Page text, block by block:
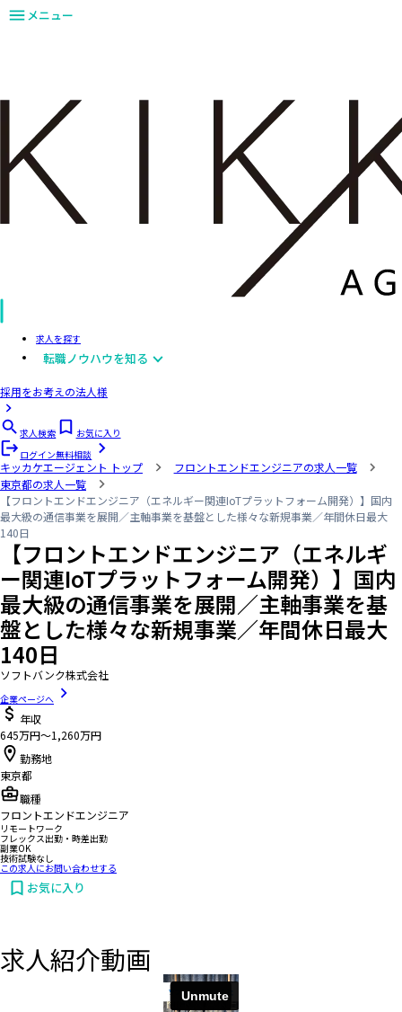
メニュー
求人を探す
転職ノウハウを知る
採用をお考えの法人様
求人検索
お気に入り
ログイン無料相談
キッカケエージェント トップ
フロントエンドエンジニアの求人一覧
東京都の求人一覧
【フロントエンドエンジニア（エネルギー関連IoTプラットフォーム開発）】国内
最大級の通信事業を展開／主軸事業を基盤とした様々な新規事業／年間休日最大
140日
【フロントエンドエンジニア（エネルギ
ー関連IoTプラットフォーム開発）】国内
最大級の通信事業を展開／主軸事業を基
盤とした様々な新規事業／年間休日最大
140日
ソフトバンク株式会社
企業ページへ
年収
645万円〜1,260万円
勤務地
東京都
職種
フロントエンドエンジニア
リモートワーク
フレックス出勤・時差出勤
副業OK
技術試験なし
この求人にお問い合わせする
お気に入り
お問い合わせする
求人紹介動画